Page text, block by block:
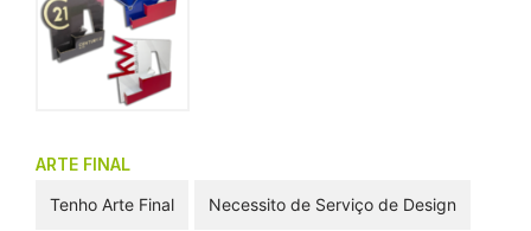
ARTE FINAL
Tenho Arte Final
Necessito de Serviço de Design